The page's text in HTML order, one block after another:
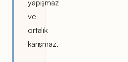
yapışmaz
ve
ortalık
karışmaz.